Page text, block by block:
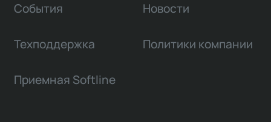
События Новости
Техподдержка Политики компании
Приемная Softline